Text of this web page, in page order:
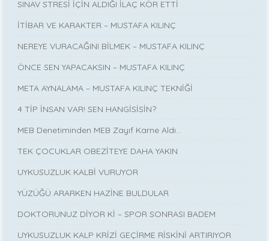
SINAV STRESİ İÇİN ALDIĞI İLAÇ KÖR ETTİ
İTİBAR VE KARAKTER – MUSTAFA KILINÇ
NEREYE VURACAĞINI BİLMEK – MUSTAFA KILINÇ
ÖNCE SEN YAPACAKSIN – MUSTAFA KILINÇ
META AYNALAMA – MUSTAFA KILINÇ TEKNİĞİ
4 TİP İNSAN VAR! SEN HANGİSİSİN?
MEB Denetiminden MEB Zayıf Karne Aldı…
TEK ÇOCUKLAR OBEZİTEYE DAHA YAKIN
UYKUSUZLUK KALBİ VURUYOR
YÜZÜĞÜ ARARKEN HAZİNE BULDULAR
DOKTORUNUZ DİYOR Kİ – SPOR SONRASI BADEM
UYKUSUZLUK KALP KRİZİ GEÇİRME RİSKİNİ ARTIRIYOR